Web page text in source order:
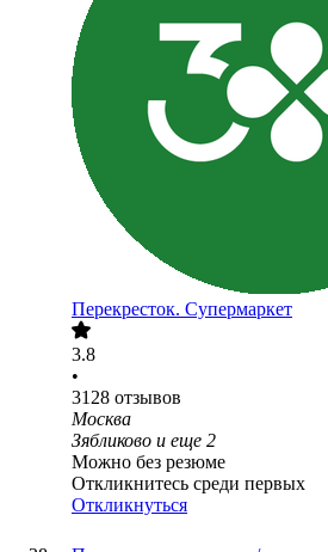
Перекресток. Супермаркет
3.8
•
3128 отзывов
Москва
Зябликово и еще 2
Можно без резюме
Откликнитесь среди первых
Откликнуться